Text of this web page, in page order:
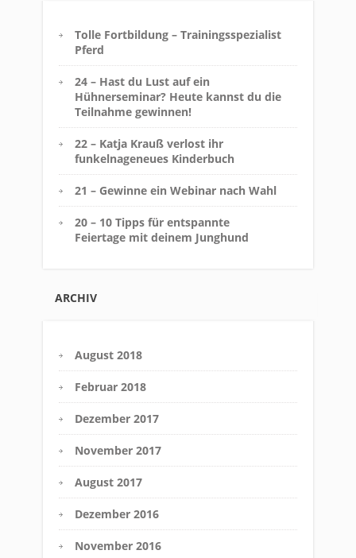
Tolle Fortbildung – Trainingsspezialist
Pferd
24 – Hast du Lust auf ein
Hühnerseminar? Heute kannst du die
Teilnahme gewinnen!
22 – Katja Krauß verlost ihr
funkelnageneues Kinderbuch
21 – Gewinne ein Webinar nach Wahl
20 – 10 Tipps für entspannte
Feiertage mit deinem Junghund
ARCHIV
August 2018
Februar 2018
Dezember 2017
November 2017
August 2017
Dezember 2016
November 2016